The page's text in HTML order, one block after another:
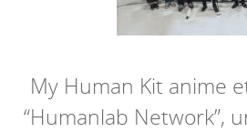
My Human Kit anime
“Humanlab Network”,